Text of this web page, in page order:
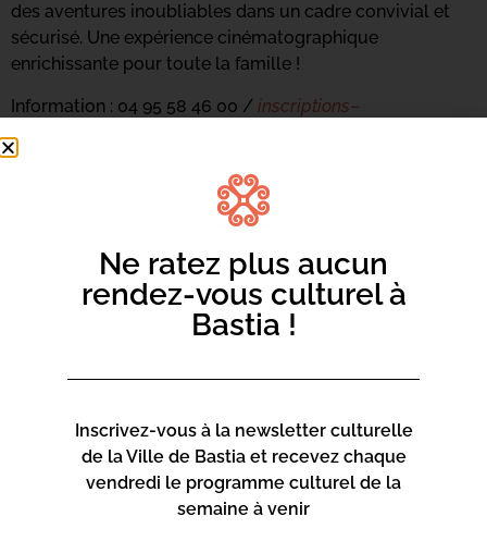
des aventures inoubliables dans un cadre convivial et
sécurisé. Une expérience cinématographique
enrichissante pour toute la famille !
Information : 04 95 58 46 00 / inscriptions–
Ne ratez plus aucun
rendez-vous culturel à
Bastia !
Inscrivez-vous à la newsletter culturelle
de la Ville de Bastia et recevez chaque
vendredi le programme culturel de la
semaine à venir